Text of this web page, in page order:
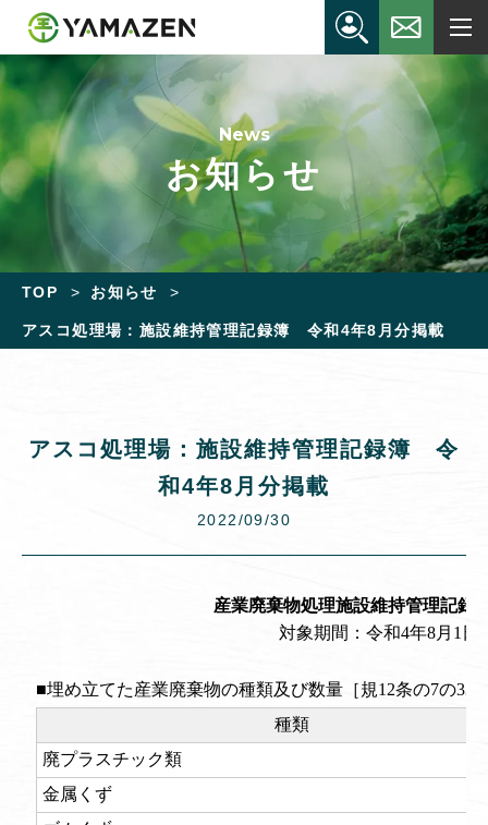
News
お知らせ
TOP お知らせ
アスコ処理場：施設維持管理記録簿 令和4年8月分掲載
アスコ処理場：施設維持管理記録簿 令
和4年8月分掲載
2022/09/30